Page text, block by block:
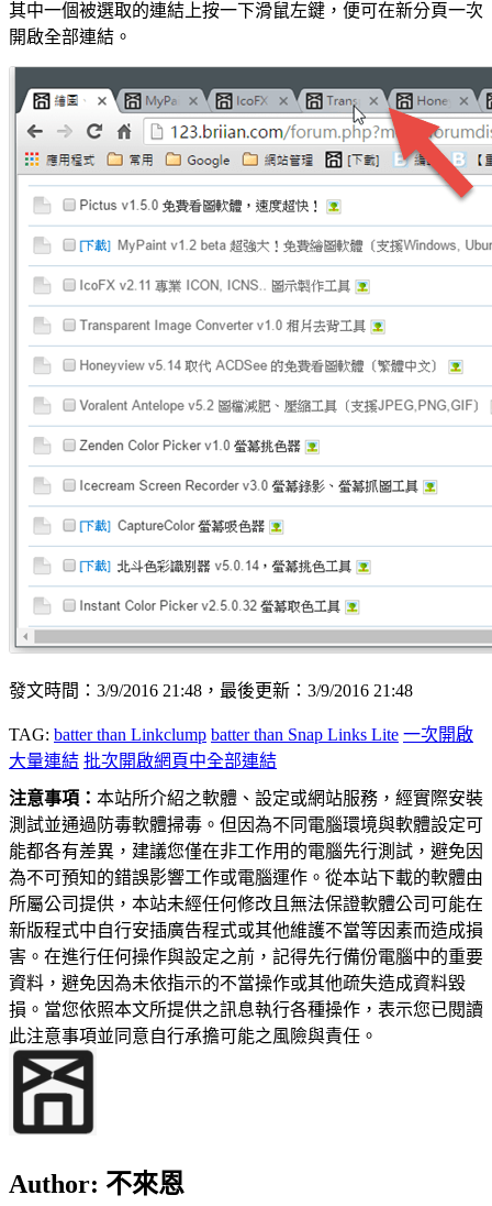
其中一個被選取的連結上按一下滑鼠左鍵，便可在新分頁一次
開啟全部連結。
發文時間：3/9/2016 21:48，最後更新：3/9/2016 21:48
TAG: batter than Linkclump batter than Snap Links Lite 一次開啟
大量連結 批次開啟網頁中全部連結
注意事項： 本站所介紹之軟體、設定或網站服務，經實際安裝
測試並通過防毒軟體掃毒。但因為不同電腦環境與軟體設定可
能都各有差異，建議您僅在非工作用的電腦先行測試，避免因
為不可預知的錯誤影響工作或電腦運作。從本站下載的軟體由
所屬公司提供，本站未經任何修改且無法保證軟體公司可能在
新版程式中自行安插廣告程式或其他維護不當等因素而造成損
害。在進行任何操作與設定之前，記得先行備份電腦中的重要
資料，避免因為未依指示的不當操作或其他疏失造成資料毀
損。當您依照本文所提供之訊息執行各種操作，表示您已閱讀
此注意事項並同意自行承擔可能之風險與責任。
Author: 不來恩